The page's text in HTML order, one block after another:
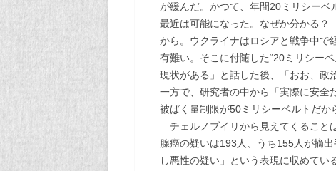
が緩んだ。かつて、年間20ミリシーベ
最近は可能になった。なぜか分かる
から。ウクライナはロシアと戦争中で
有難い。そこに付随した“20ミリシー
現状がある」と話した後、「おお、政
一方で、研究者の中から「実際に安全
被ばく量制限が50ミリシーベルトだか
チェルノブイリから見えてくること
腺癌の疑いは193人、うち155人が摘
し悪性の疑い」という表現に収めてい